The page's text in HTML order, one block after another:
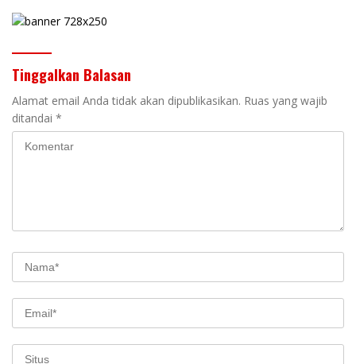
Tinggalkan Balasan
Alamat email Anda tidak akan dipublikasikan. Ruas yang wajib
ditandai *